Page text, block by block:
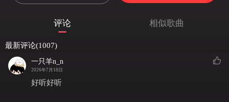
踮脚溜出门 给你发着傻气表情包
driving through the sleeping city ，4am
U～Sing along “can i go where you go”
评论 相似歌曲
最新评论(1007)
一只羊n_n
2026年7月18日
好听好听